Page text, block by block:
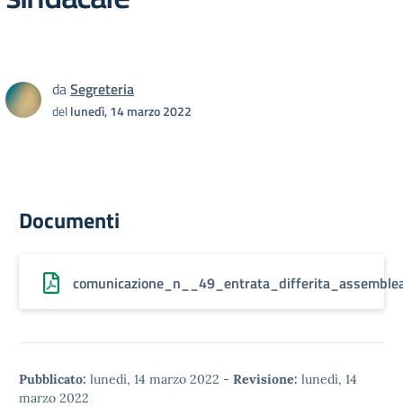
daSegreteria
dellunedì, 14 marzo 2022
Documenti
Pubblicato: lunedì, 14 marzo 2022 - Revisione: lunedì, 14
marzo 2022